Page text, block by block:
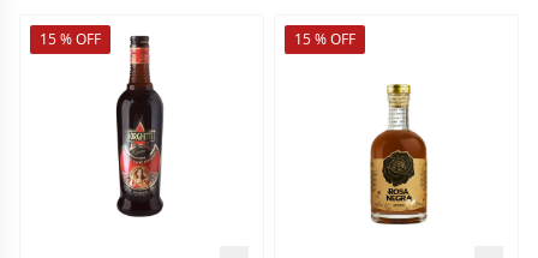
15 % OFF 15 % OFF